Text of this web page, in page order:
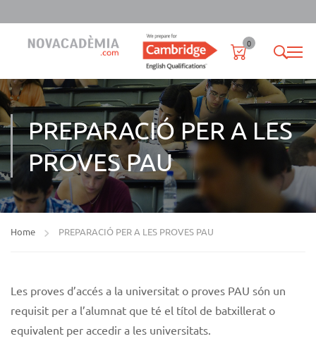
0
PREPARACIÓ PER A LES
PROVES PAU
Home PREPARACIÓ PER A LES PROVES PAU
Les proves d’accés a la universitat o proves PAU són un
requisit per a l’alumnat que té el títol de batxillerat o
equivalent per accedir a les universitats.